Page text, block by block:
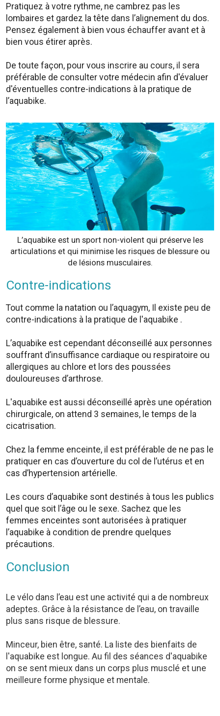
Pratiquez à votre rythme, ne cambrez pas les
lombaires et gardez la tête dans l’alignement du dos.
Pensez également à bien vous échauffer avant et à
bien vous étirer après.
De toute façon, pour vous inscrire au cours, il sera
préférable de consulter votre médecin afin d'évaluer
d'éventuelles contre-indications à la pratique de
l’aquabike.
L’aquabike est un sport non-violent qui préserve les
articulations et qui minimise les risques de blessure ou
de lésions musculaires.
Contre-indications
Tout comme la natation ou l’aquagym, Il existe peu de
contre-indications à la pratique de l'aquabike .
L’aquabike est cependant déconseillé aux personnes
souffrant d’insuffisance cardiaque ou respiratoire ou
allergiques au chlore et lors des poussées
douloureuses d’arthrose.
L'aquabike est aussi déconseillé après une opération
chirurgicale, on attend 3 semaines, le temps de la
cicatrisation.
Chez la femme enceinte, il est préférable de ne pas le
pratiquer en cas d’ouverture du col de l’utérus et en
cas d’hypertension artérielle.
Les cours d’aquabike sont destinés à tous les publics
quel que soit l’âge ou le sexe. Sachez que les
femmes enceintes sont autorisées à pratiquer
l’aquabike à condition de prendre quelques
précautions.
Conclusion
Le vélo dans l’eau est une activité qui a de nombreux
adeptes. Grâce à la résistance de l’eau, on travaille
plus sans risque de blessure.
Minceur, bien être, santé. La liste des bienfaits de
l'aquabike est longue. Au fil des séances d'aquabike
on se sent mieux dans un corps plus musclé et une
meilleure forme physique et mentale.